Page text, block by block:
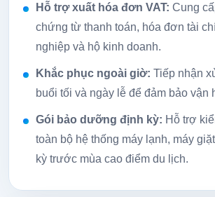
Hỗ trợ xuất hóa đơn VAT: Cung
chứng từ thanh toán, hóa đơn tài
nghiệp và hộ kinh doanh.
Khắc phục ngoài giờ: Tiếp nhận
buổi tối và ngày lễ để đảm bảo vận
Gói bảo dưỡng định kỳ: Hỗ trợ
toàn bộ hệ thống máy lạnh, máy
kỳ trước mùa cao điểm du lịch.